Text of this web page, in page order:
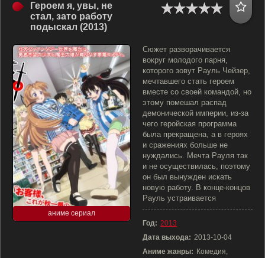
Героем я, увы, не
стал, зато работу
подыскал (2013)
аниме сериал
Сюжет разворачивается
вокруг молодого парня,
которого зовут Рауль Чейзер,
мечтавшего стать героем
вместе со своей командой, но
этому помешал распад
демонической империи, из-за
чего геройская программа
была прекращена, а в героях
и сражениях больше не
нуждались. Мечта Рауля так
и не осуществилась, поэтому
он был вынужден искать
новую работу. В конце-концов
Рауль устраивается
Год: 2013
Дата выхода: 2013-10-04
Аниме жанры: Комедия,